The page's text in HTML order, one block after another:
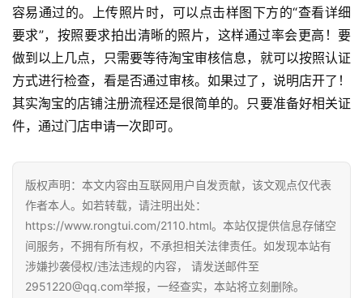
容易通过的。上传照片时，可以点击样图下方的“查看详细
要求”，按照要求拍出清晰的照片，这样通过率会更高！要
做到以上几点，只需要等待淘宝审核信息，就可以按照认证
方式进行检查，看是否通过审核。如果过了，说明店开了！
其实淘宝的店铺注册流程还是很简单的。只要准备好相关证
件，通过门店申请一次即可。
版权声明：本文内容由互联网用户自发贡献，该文观点仅代表
作者本人。如若转载，请注明出处：
https://www.rongtui.com/2110.html。本站仅提供信息存储空
间服务，不拥有所有权，不承担相关法律责任。如发现本站有
涉嫌抄袭侵权/违法违规的内容， 请发送邮件至
2951220@qq.com举报，一经查实，本站将立刻删除。